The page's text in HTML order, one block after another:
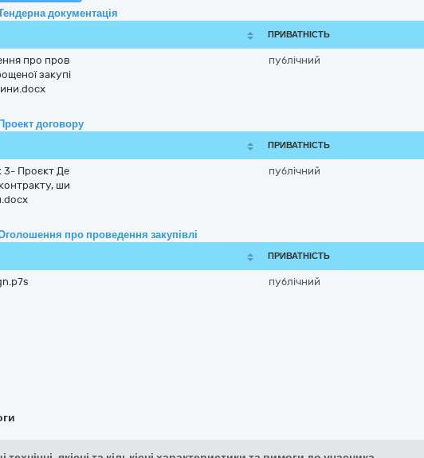
документація
ПРИВАТНІСТЬ
про пров
закупі
публічний
договору
ПРИВАТНІСТЬ
3- Проєкт Де
ши
публічний
про проведення закупівлі
ПРИВАТНІСТЬ
публічний